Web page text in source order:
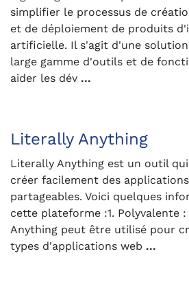
simplifier le processus de
et de déploiement de produits
artificielle. Il s'agit d'une
large gamme d'outils et de
aider les dév ...
Literally Anything
Literally Anything est un outil
créer facilement des
partageables. Voici quelques
cette plateforme :1. Polyvalente
Anything peut être utilisé pour
types d'applications web ...